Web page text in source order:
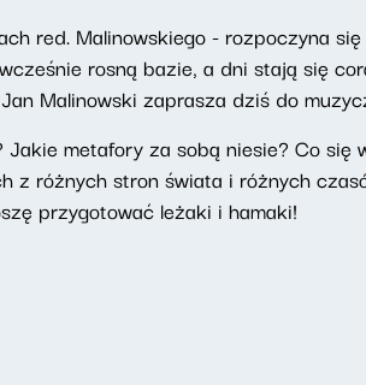
red. Malinowskiego - rozpoczyna
rosną bazie, a dni stają się
Malinowski zaprasza dziś do
metafory za sobą niesie? Co się
z różnych stron świata i różnych
przygotować leżaki i hamaki!